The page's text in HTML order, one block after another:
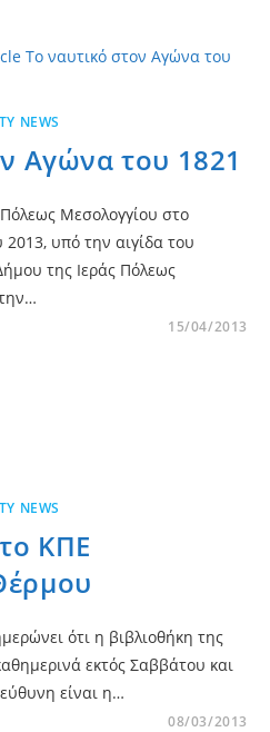
NEWS
Αγώνα του 1821
Μεσολογγίου στο
υπό την αιγίδα του
της Ιεράς Πόλεως
15/04/2013
NEWS
ΚΠΕ
ότι η βιβλιοθήκη της
εκτός Σαββάτου και
είναι η…
08/03/2013